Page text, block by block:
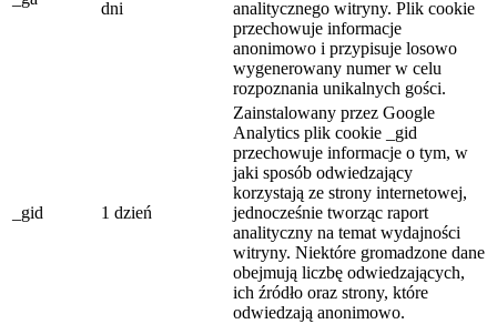
dni
analitycznego witryny. Plik cookie
przechowuje informacje
anonimowo i przypisuje losowo
wygenerowany numer w celu
rozpoznania unikalnych gości.
_gid 1 dzień
Zainstalowany przez Google
Analytics plik cookie _gid
przechowuje informacje o tym, w
jaki sposób odwiedzający
korzystają ze strony internetowej,
jednocześnie tworząc raport
analityczny na temat wydajności
witryny. Niektóre gromadzone dane
obejmują liczbę odwiedzających,
ich źródło oraz strony, które
odwiedzają anonimowo.